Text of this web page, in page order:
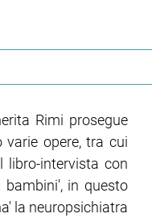
Rimi prosegue
varie opere, tra cui
libro-intervista con
bambini', in questo
la neuropsichiatra